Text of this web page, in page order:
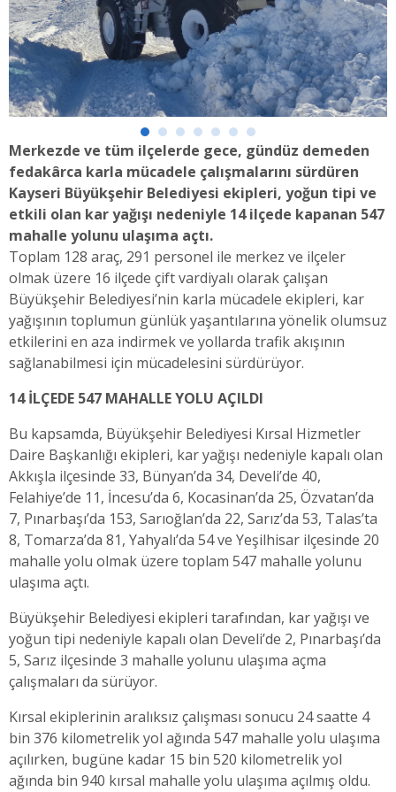
Merkezde ve tüm ilçelerde gece, gündüz demeden
fedakârca karla mücadele çalışmalarını sürdüren
Kayseri Büyükşehir Belediyesi ekipleri, yoğun tipi ve
etkili olan kar yağışı nedeniyle 14 ilçede kapanan 547
mahalle yolunu ulaşıma açtı.
Toplam 128 araç, 291 personel ile merkez ve ilçeler
olmak üzere 16 ilçede çift vardiyalı olarak çalışan
Büyükşehir Belediyesi’nin karla mücadele ekipleri, kar
yağışının toplumun günlük yaşantılarına yönelik olumsuz
etkilerini en aza indirmek ve yollarda trafik akışının
sağlanabilmesi için mücadelesini sürdürüyor.
14 İLÇEDE 547 MAHALLE YOLU AÇILDI
Bu kapsamda, Büyükşehir Belediyesi Kırsal Hizmetler
Daire Başkanlığı ekipleri, kar yağışı nedeniyle kapalı olan
Akkışla ilçesinde 33, Bünyan’da 34, Develi’de 40,
Felahiye’de 11, İncesu’da 6, Kocasinan’da 25, Özvatan’da
7, Pınarbaşı’da 153, Sarıoğlan’da 22, Sarız’da 53, Talas’ta
8, Tomarza’da 81, Yahyalı’da 54 ve Yeşilhisar ilçesinde 20
mahalle yolu olmak üzere toplam 547 mahalle yolunu
ulaşıma açtı.
Büyükşehir Belediyesi ekipleri tarafından, kar yağışı ve
yoğun tipi nedeniyle kapalı olan Develi’de 2, Pınarbaşı’da
5, Sarız ilçesinde 3 mahalle yolunu ulaşıma açma
çalışmaları da sürüyor.
Kırsal ekiplerinin aralıksız çalışması sonucu 24 saatte 4
bin 376 kilometrelik yol ağında 547 mahalle yolu ulaşıma
açılırken, bugüne kadar 15 bin 520 kilometrelik yol
ağında bin 940 kırsal mahalle yolu ulaşıma açılmış oldu.